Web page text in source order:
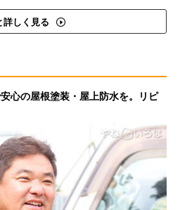
詳しく見る
心の屋根塗装・屋上防水を。リピ